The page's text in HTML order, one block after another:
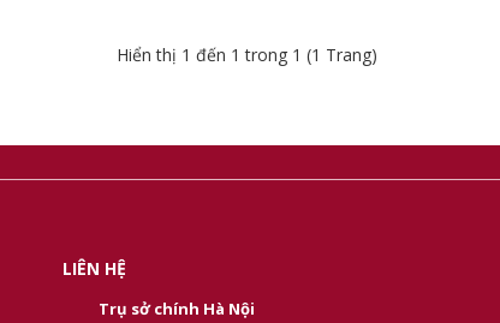
Hiển thị 1 đến 1 trong 1 (1 Trang)
LIÊN HỆ
Trụ sở chính Hà Nội